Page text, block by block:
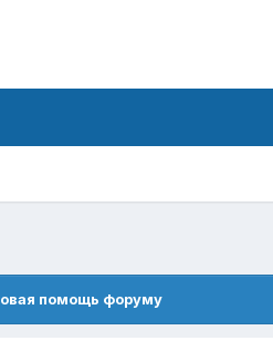
помощь форуму